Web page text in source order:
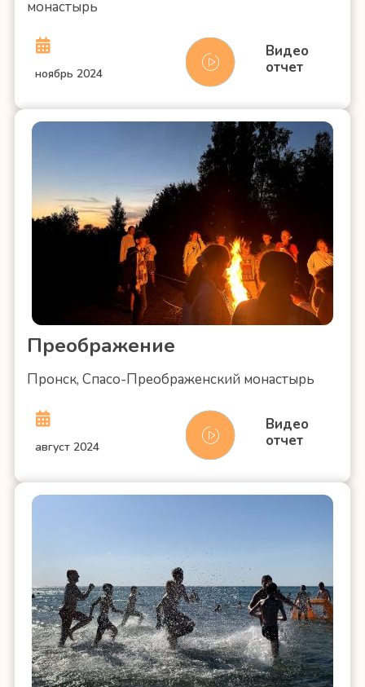
монастырь
ноябрь 2024
Видео
отчет
Преображение
Пронск, Спасо-Преображенский монастырь
август 2024
Видео
отчет